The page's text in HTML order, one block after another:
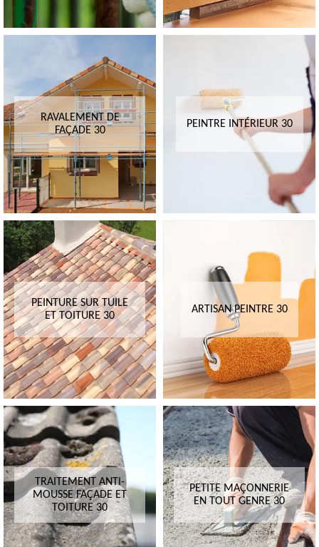
RAVALEMENT DE
FAÇADE 30
PEINTRE INTÉRIEUR 30
PEINTURE SUR TUILE
ET TOITURE 30
ARTISAN PEINTRE 30
TRAITEMENT ANTI-
MOUSSE FAÇADE ET
TOITURE 30
PETITE MAÇONNERIE
EN TOUT GENRE 30